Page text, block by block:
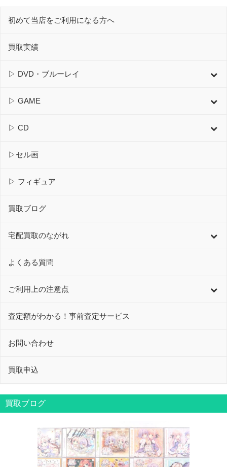
初めて当店をご利用になる方へ
買取実績
▷ DVD・ブルーレイ
▷ GAME
▷ CD
▷セル画
▷ フィギュア
買取ブログ
宅配買取のながれ
よくある質問
ご利用上の注意点
査定額がわかる！事前査定サービス
お問い合わせ
買取申込
買取ブログ